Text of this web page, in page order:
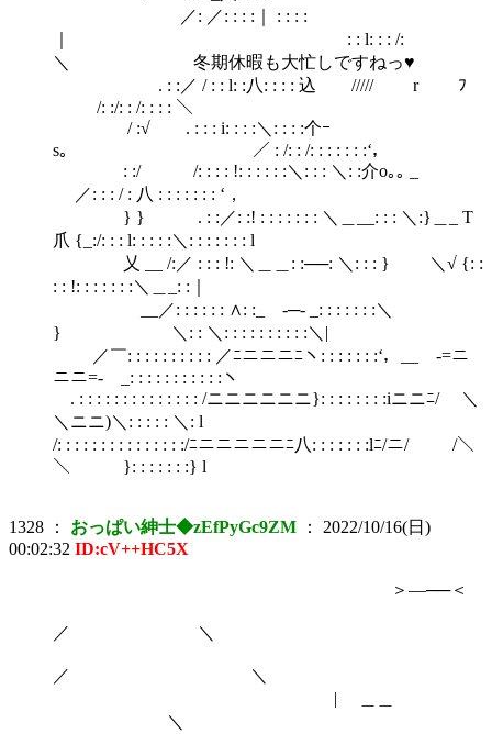
／: ／: : : :｜ : : : :
｜ : : l: : : /:
＼ 冬期休暇も大忙しですねっ♥
. : :／ / : : l: :八: : : : 込 ///// r ﾌ
/: :/: : /: : : : ＼
/ :√ . : : : i: : : :＼: : : :个ｰ
s｡ ／ : /: : /: : : : : : :‘，
: :/ /: : : : !: : : : : :＼: : : ＼: :介o｡｡ _
／: : : / : 八 : : : : : : : ‘，
} } . : :／: :! : : : : : : : ＼＿__: : : ＼:}＿_ T
爪 {_:/: : : l: : : : :＼: : : : : : : l
乂 __ /:／ : : : !: ＼＿＿: :──: ＼: : : } ＼√ {: :
: : !: : : : : : :＼＿_: :｜
__／: : : : : : ∧: :_ ‐─‐ _: : : : : : :＼
} ＼: : ＼: : : : : : : : : :＼|
／￣: : : : : : : : : : ／ﾆニニニﾆヽ: : : : : : :‘，__ -=ニ
ニニ=- _: : : : : : : : : : :ヽ
. : : : : : : : : : : : : : : /ニニニニニニ}: : : : : : : :iニニﾆ/ ＼
＼ニニ)＼: : : : : ＼: l
/: : : : : : : : : : : : : : :/ﾆニニニニニﾆ八: : : : : : :lﾆ/ニ/ /＼
＼ }: : : : : : :} l
1328 ： おっぱい紳士◆zEfPyGc9ZM ： 2022/10/16(日)
00:02:32 ID:cV++HC5X
＞―──＜
／ ＼
／ ＼
| ＿＿
＼